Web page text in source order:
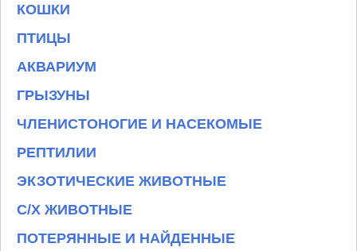
КОШКИ
ПТИЦЫ
АКВАРИУМ
ГРЫЗУНЫ
ЧЛЕНИСТОНОГИЕ И НАСЕКОМЫЕ
РЕПТИЛИИ
ЭКЗОТИЧЕСКИЕ ЖИВОТНЫЕ
С/Х ЖИВОТНЫЕ
ПОТЕРЯННЫЕ И НАЙДЕННЫЕ